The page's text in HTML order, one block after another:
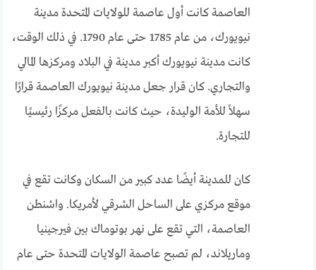
العاصمة كانت أول عاصمة للولايات المتحدة مدينة
نيويورك، من عام 1785 حتى عام 1790. في ذلك الوقت،
كانت مدينة نيويورك أكبر مدينة في البلاد ومركزها المالي
والتجاري. كان قرار جعل مدينة نيويورك العاصمة قرارًا
سهلاً للأمة الوليدة، حيث كانت بالفعل مركزًا رئيسيًا
للتجارة.
كان للمدينة أيضًا عدد كبير من السكان وكانت تقع في
موقع مركزي على الساحل الشرقي لأمريكا. واشنطن
العاصمة، التي تقع على نهر بوتوماك بين فيرجينيا
وماريلاند، لم تصبح عاصمة الولايات المتحدة حتى عام